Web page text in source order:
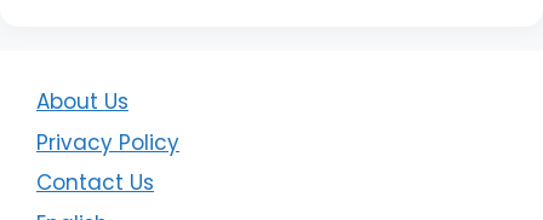
About Us
Privacy Policy
Contact Us